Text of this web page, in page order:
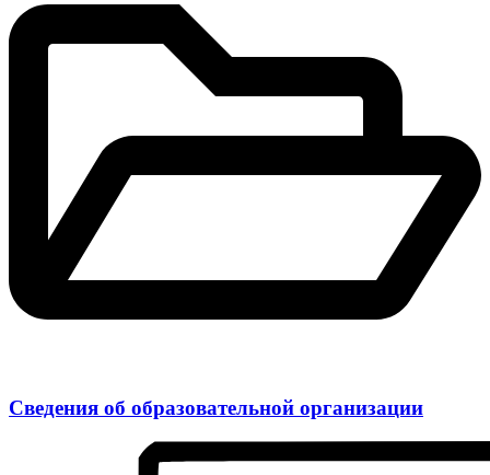
Сведения об образовательной организации